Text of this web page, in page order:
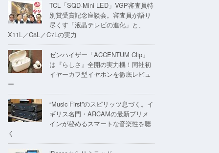
TCL「SQD-Mini LED」VGP審査員特
別賞受賞記念座談会。審査員が語り
尽くす「液晶テレビの進化」と、
X11L／C8L／C7Lの実力
ゼンハイザー「ACCENTUM Clip」
は『らしさ』全開の実力機！同社初
イヤーカフ型イヤホンを徹底レビュ
ー
“Music First”のスピリッツ息づく。イ
ギリス名門・ARCAMの最新プリメ
インが秘めるスマートな音楽性を聴
く